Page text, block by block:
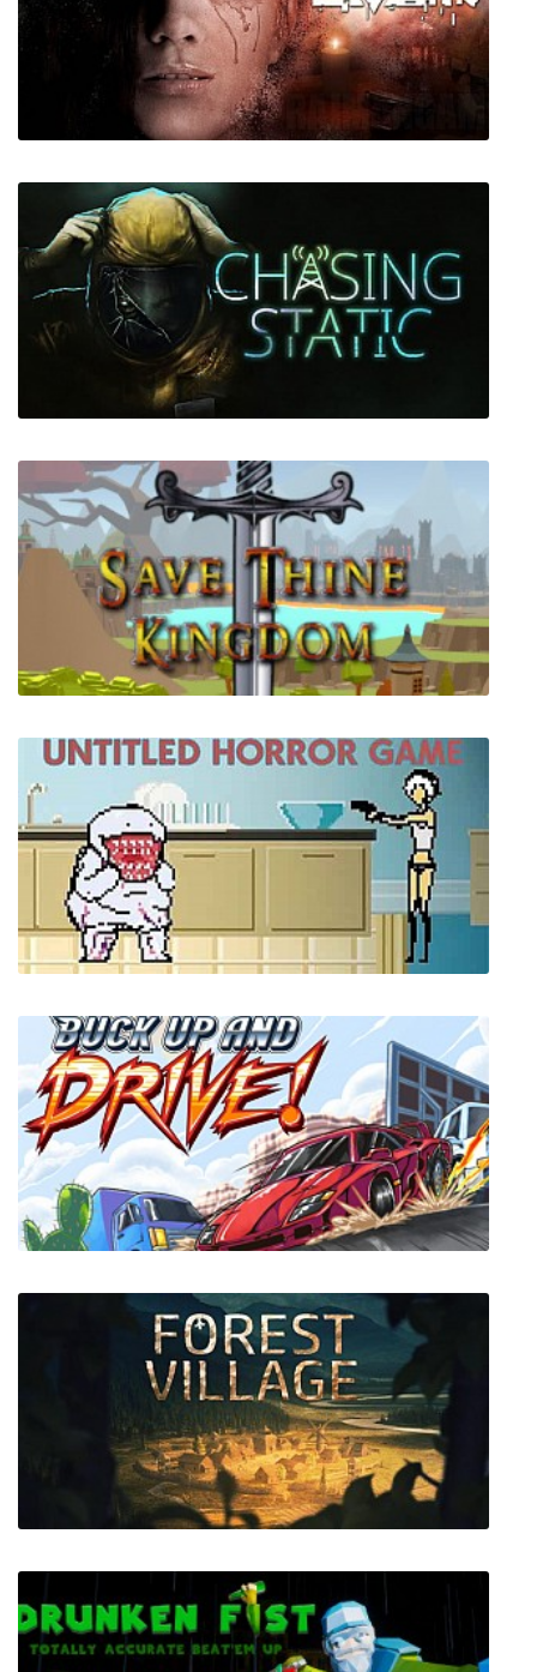
The Rule of Land: Pioneers
Get Even
Chasing Static
Save Thine Kingdom
Untitled Horror Game
Buck Up And Drive!